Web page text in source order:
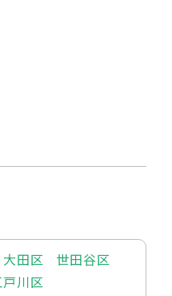
大田区
世田谷区
戸川区